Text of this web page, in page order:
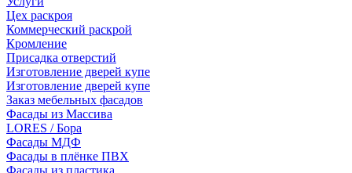
Цех раскроя
Коммерческий раскрой
Кромление
Присадка отверстий
Изготовление дверей купе
Изготовление дверей купе
Заказ мебельных фасадов
Фасады из Массива
LORES / Бора
Фасады МДФ
Фасады в плёнке ПВХ
Фасады из пластика